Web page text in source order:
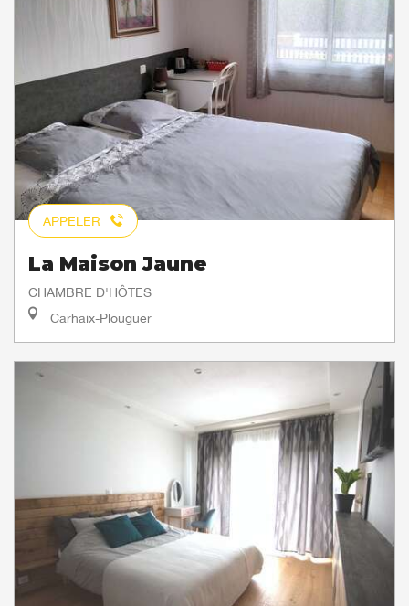
APPELER
La Maison Jaune
CHAMBRE D'HÔTES
Carhaix-Plouguer